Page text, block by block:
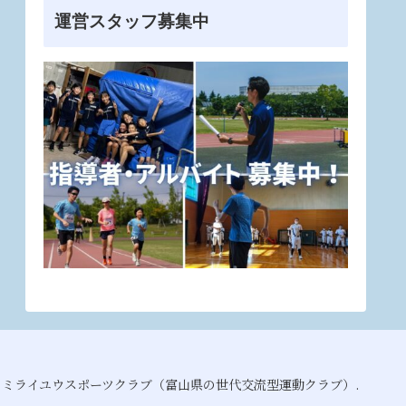
運営スタッフ募集中
ライユウスポーツクラブ（富山県の世代交流型運動クラブ）.